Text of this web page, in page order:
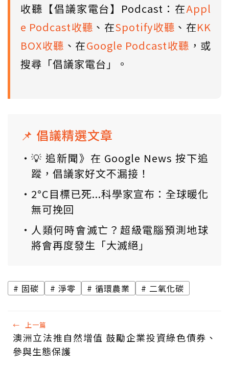
收聽【倡議家電台】Podcast：在Appl
e Podcast收聽 、在Spotify收聽 、在KK
BOX收聽 、在Google Podcast收聽 ，或
搜尋「倡議家電台」。
📌 倡議精選文章
💡 追新聞》在 Google News 按下追
蹤，倡議家好文不漏接！
2°C目標已死...科學家宣布：全球暖化
無可挽回
人類何時會滅亡？超級電腦預測地球
將會再度發生「大滅絕」
固碳 淨零 循環農業 二氧化碳
← 上一篇
澳洲立法推自然增值 鼓勵企業投資綠色債券、
參與生態保護